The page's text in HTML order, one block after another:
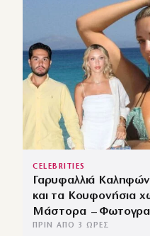
CELEBRITIES
Γαρυφαλλιά
και τα Κουφονήσια
Μάστορα –
ΠΡΙΝ ΑΠΌ 3 ΏΡΕΣ